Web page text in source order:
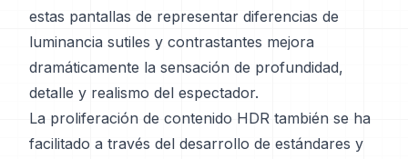
estas pantallas de representar diferencias de
luminancia sutiles y contrastantes mejora
dramáticamente la sensación de profundidad,
detalle y realismo del espectador.
La proliferación de contenido HDR también se ha
facilitado a través del desarrollo de estándares y